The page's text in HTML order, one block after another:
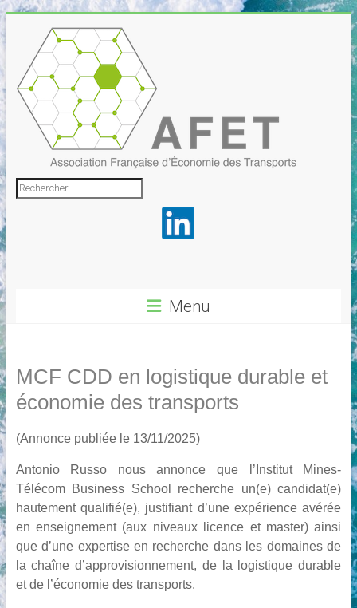
Skip
to
content
Association
Transports
Menu
MCF CDD en logistique durable et
économie des transports
(Annonce publiée le 13/11/2025)
Antonio Russo nous annonce que l’Institut Mines-
Télécom Business School recherche un(e) candidat(e)
hautement qualifié(e), justifiant d’une expérience avérée
en enseignement (aux niveaux licence et master) ainsi
que d’une expertise en recherche dans les domaines de
la chaîne d’approvisionnement, de la logistique durable
et de l’économie des transports.